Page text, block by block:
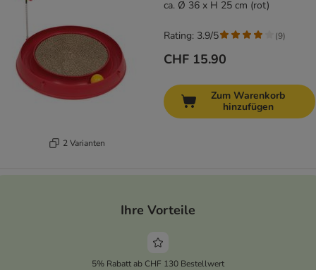
2 Varianten
ca. Ø 36 x H 25 cm (rot)
CHF 15.90
Rating: 3.9/5 (9)
Zum Warenkorb
hinzufügen
Ihre Vorteile
5% Rabatt ab CHF 130 Bestellwert